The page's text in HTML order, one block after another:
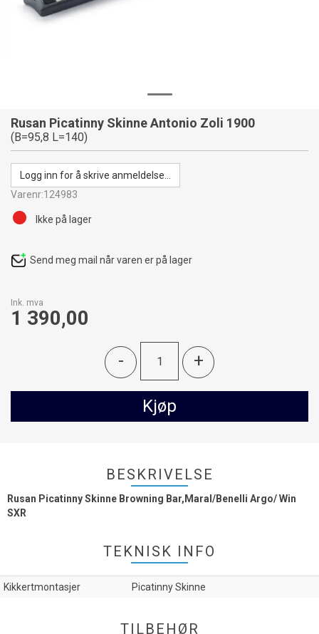
Rusan Picatinny Skinne Antonio Zoli 1900
(B=95,8 L=140)
Logg inn for å skrive anmeldelse...
Varenr:124983
Ink. mva
1 390,00
- +
Kjøp
Ikke på lager
Send meg mail når varen er på lager
BESKRIVELSE
Rusan Picatinny Skinne Browning Bar,Maral/Benelli Argo/ Win
SXR
TEKNISK INFO
Kikkertmontasjer Picatinny Skinne
TILBEHØR